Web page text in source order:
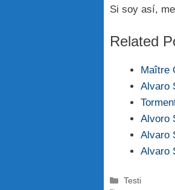
Si soy así,
Related
Maître
Alvaro
Alvoro
Alvaro
Alvaro
Categorie
Testi